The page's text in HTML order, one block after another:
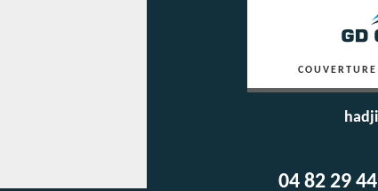
04 82 29